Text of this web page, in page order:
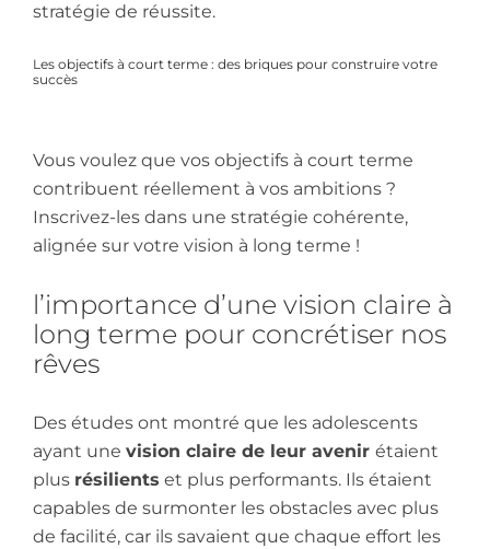
stratégie de réussite.
Les objectifs à court terme : des briques pour construire votre
succès
Vous voulez que vos objectifs à court terme
contribuent réellement à vos ambitions ?
Inscrivez-les dans une stratégie cohérente,
alignée sur votre vision à long terme !
l’importance d’une vision claire à
long terme pour concrétiser nos
rêves
Des études ont montré que les adolescents
ayant une vision claire de leur avenir étaient
plus résilients et plus performants. Ils étaient
capables de surmonter les obstacles avec plus
de facilité, car ils savaient que chaque effort les